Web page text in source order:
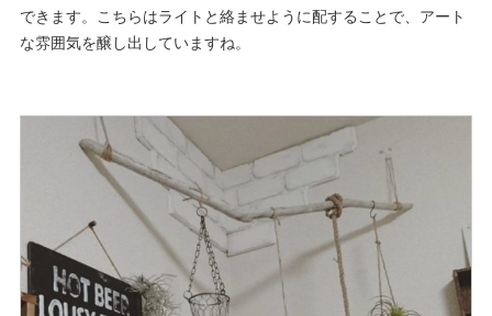
できます。こちらはライトと絡ませように配することで、アート
な雰囲気を醸し出していますね。